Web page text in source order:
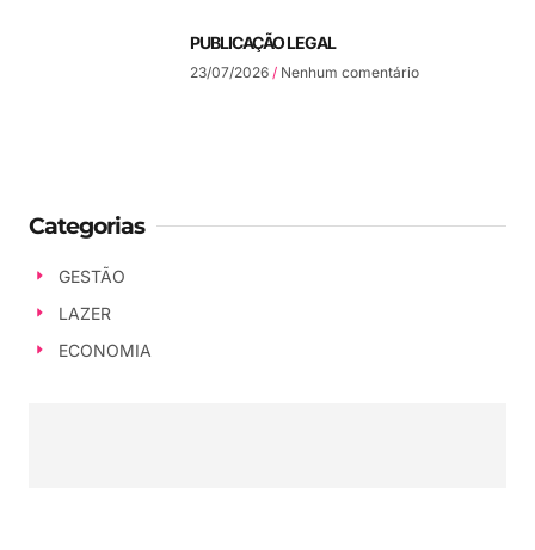
PUBLICAÇÃO LEGAL
23/07/2026 Nenhum comentário
Categorias
GESTÃO
LAZER
ECONOMIA